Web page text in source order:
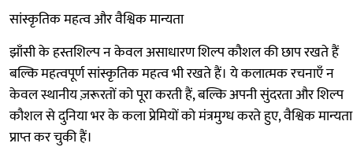
सांस्कृतिक महत्व और वैश्विक मान्यता
झाँसी के हस्तशिल्प न केवल असाधारण शिल्प कौशल की छाप रखते हैं
बल्कि महत्वपूर्ण सांस्कृतिक महत्व भी रखते हैं। ये कलात्मक रचनाएँ न
केवल स्थानीय ज़रूरतों को पूरा करती हैं, बल्कि अपनी सुंदरता और शिल्प
कौशल से दुनिया भर के कला प्रेमियों को मंत्रमुग्ध करते हुए, वैश्विक मान्यता
प्राप्त कर चुकी हैं।